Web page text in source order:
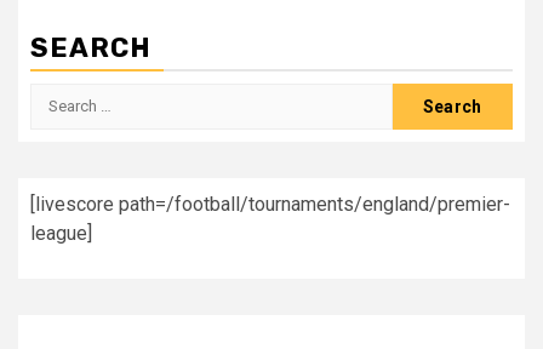
SEARCH
Search
[livescore path=/football/tournaments/england/premier-
league]